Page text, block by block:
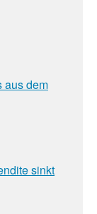
aus dem
sinkt